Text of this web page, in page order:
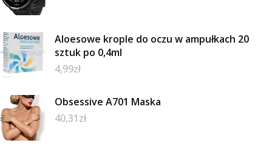
Aloesowe krople do oczu w ampułkach 20
sztuk po 0,4ml
4,99zł
Obsessive A701 Maska
40,31zł